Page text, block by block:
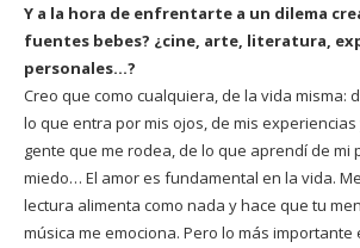
Y a la hora de enfrentarte a un dilema
fuentes bebes? ¿cine, arte, literatura,
personales…?
Creo que como cualquiera, de la vida misma:
lo que entra por mis ojos, de mis
gente que me rodea, de lo que aprendí de mi
miedo… El amor es fundamental en la vida.
lectura alimenta como nada y hace que tu
música me emociona. Pero lo más importante